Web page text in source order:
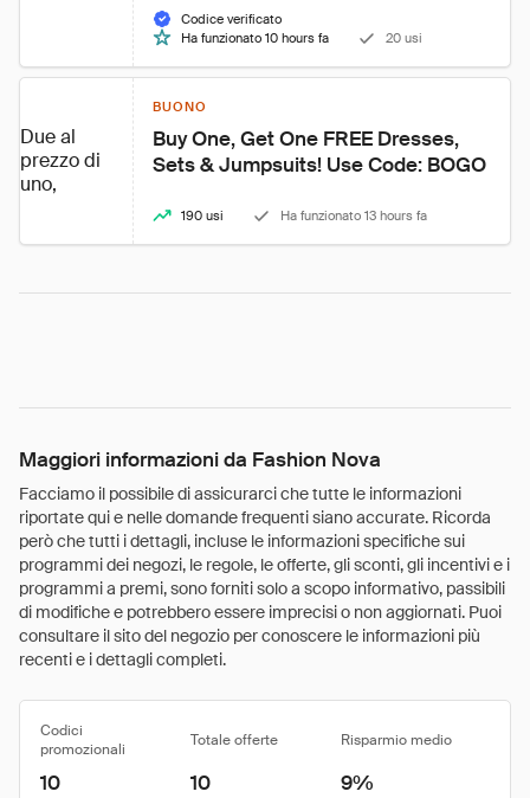
Codice verificato
Ha funzionato 10 hours fa
20 usi
Due al
prezzo di
uno,
BUONO
Buy One, Get One FREE Dresses,
Sets & Jumpsuits! Use Code: BOGO
190 usi Ha funzionato 13 hours fa
Maggiori informazioni da Fashion Nova
Facciamo il possibile di assicurarci che tutte le informazioni
riportate qui e nelle domande frequenti siano accurate. Ricorda
però che tutti i dettagli, incluse le informazioni specifiche sui
programmi dei negozi, le regole, le offerte, gli sconti, gli incentivi e i
programmi a premi, sono forniti solo a scopo informativo, passibili
di modifiche e potrebbero essere imprecisi o non aggiornati. Puoi
consultare il sito del negozio per conoscere le informazioni più
recenti e i dettagli completi.
Codici
promozionali
Totale offerte Risparmio medio
10 10 9%